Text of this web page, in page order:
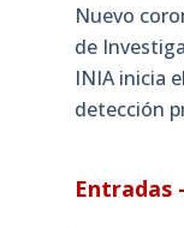
Nuevo
de
INIA inicia
detección
Entradas